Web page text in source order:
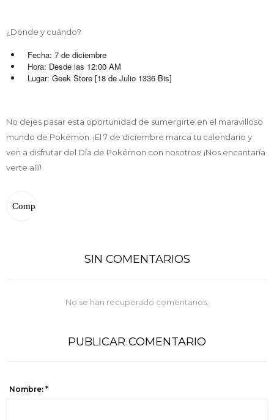
¿Dónde y cuándo?
Fecha: 7 de diciembre
Hora: Desde las 12:00 AM
Lugar: Geek Store [18 de Julio 1336 Bis]
No dejes pasar esta oportunidad de sumergirte en el maravilloso
mundo de Pokémon. ¡El 7 de diciembre marca tu calendario y
ven a disfrutar del Día de Pokémon con nosotros! ¡Nos encantaría
verte allí!
SIN COMENTARIOS
No se han recuperado comentarios.
PUBLICAR COMENTARIO
Nombre: *